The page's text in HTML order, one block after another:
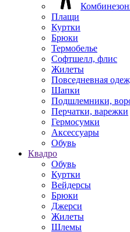
Плащи
Куртки
Брюки
Термобелье
Софтшелл, флис
Жилеты
Повседневная
Шапки
Подшлемники,
Перчатки, варежки
Гермосумки
Аксессуары
Обувь
Квадро
Обувь
Куртки
Вейдерсы
Брюки
Джерси
Жилеты
Шлемы